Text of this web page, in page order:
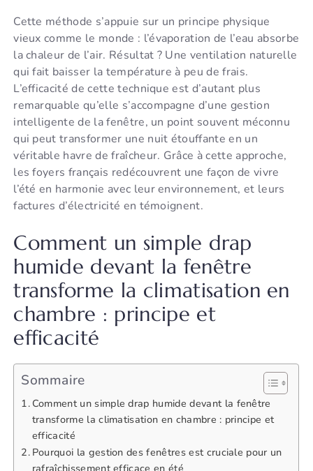
Cette méthode s’appuie sur un principe physique
vieux comme le monde : l’évaporation de l’eau absorbe
la chaleur de l’air. Résultat ? Une ventilation naturelle
qui fait baisser la température à peu de frais.
L’efficacité de cette technique est d’autant plus
remarquable qu’elle s’accompagne d’une gestion
intelligente de la fenêtre, un point souvent méconnu
qui peut transformer une nuit étouffante en un
véritable havre de fraîcheur. Grâce à cette approche,
les foyers français redécouvrent une façon de vivre
l’été en harmonie avec leur environnement, et leurs
factures d’électricité en témoignent.
Comment un simple drap
humide devant la fenêtre
transforme la climatisation en
chambre : principe et
efficacité
Sommaire
Comment un simple drap humide devant la fenêtre
transforme la climatisation en chambre : principe et
efficacité
Pourquoi la gestion des fenêtres est cruciale pour un